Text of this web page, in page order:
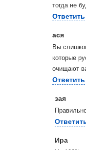
тогда не
Ответить
ася
Вы
которые
очищают
Ответить
зая
Ира